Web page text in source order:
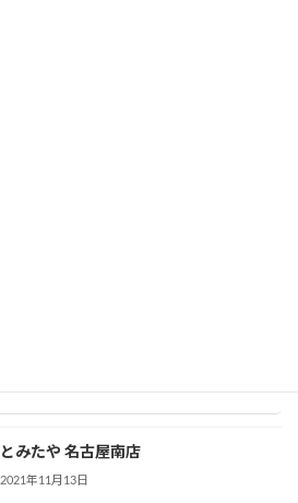
とみたや 名古屋南店
2021年11月13日